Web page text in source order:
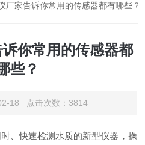
厂家告诉你常用的传感器都有哪些？
你常用的传感器都
些？
18 点击次数：3814
、快速检测水质的新型仪器，操